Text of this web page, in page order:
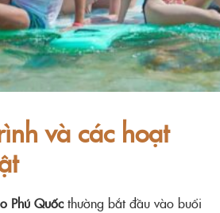
và các hoạt
Phú Quốcthường bắt đầu vào buổi